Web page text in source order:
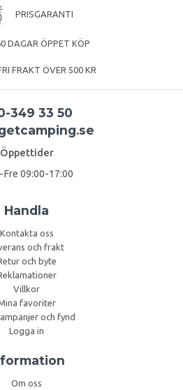
PRISGARANTI
DAGAR ÖPPET KÖP
FRAKT ÖVER 500 KR
349 33 50
Öppettider
Fre 09:00-17:00
Handla
Kontakta oss
och frakt
och byte
Villkor
favoriter
och fynd
Logga in
Om oss